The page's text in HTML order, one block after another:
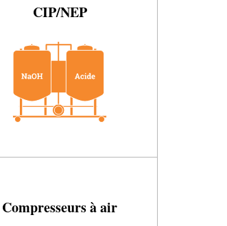
CIP/NEP
Compresseurs à air